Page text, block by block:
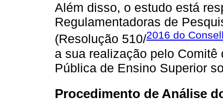
Além disso, o estudo está
Regulamentadoras de
(Resolução 510/2016 do
a sua realização pelo
Pública de Ensino Superior
Procedimento de Análise